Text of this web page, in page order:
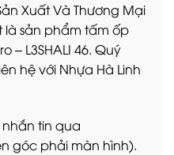
Xuất Và Thương Mại
là sản phẩm tấm ốp
– L3SHALI 46. Quý
hệ với Nhựa Hà Linh
nhắn tin qua
góc phải màn hình).